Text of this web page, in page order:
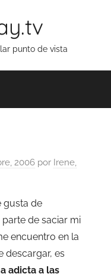
punto de vista
2006 por Irene,
gusta de
parte de saciar mi
encuentro en la
descargar, es
adicta a las